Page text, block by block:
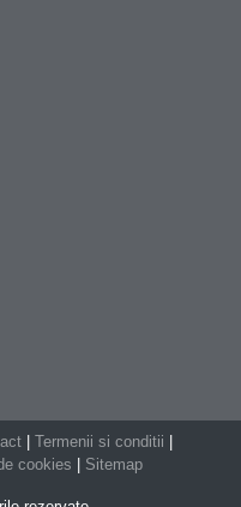
Termenii si conditii
cookies Sitemap